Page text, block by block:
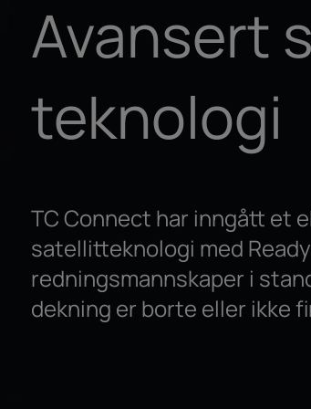
Avansert
teknologi
TC Connect har inngått et
satellitteknologi med
redningsmannskaper i
dekning er borte eller ikke